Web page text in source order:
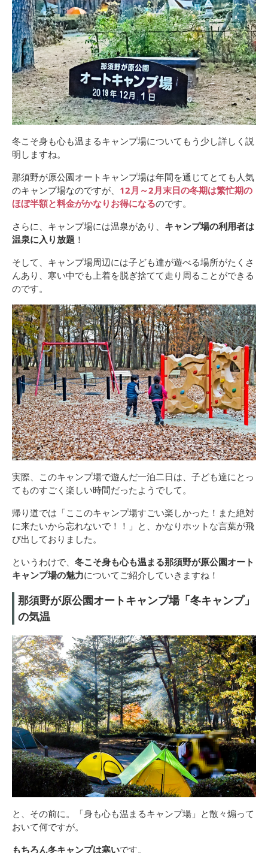
冬こそ身も心も温まるキャンプ場についてもう少し詳しく説
明しますね。
那須野が原公園オートキャンプ場は年間を通じてとても人気
のキャンプ場なのですが、 12月～2月末日の冬期は繁忙期の
ほぼ半額と料金がかなりお得になるのです。
さらに、キャンプ場には温泉があり、 キャンプ場の利用者は
温泉に入り放題 ！
そして、キャンプ場周辺には子ども達が遊べる場所がたくさ
んあり、寒い中でも上着を脱ぎ捨てて走り周ることができる
のです。
実際、このキャンプ場で遊んだ一泊二日は、子ども達にとっ
てものすごく楽しい時間だったようでして。
帰り道では「ここのキャンプ場すごい楽しかった！また絶対
に来たいから忘れないで！！」と、かなりホットな言葉が飛
び出しておりました。
というわけで、 冬こそ身も心も温まる那須野が原公園オート
キャンプ場の魅力についてご紹介していきますね！
那須野が原公園オートキャンプ場「冬キャンプ」
の気温
と、その前に。「身も心も温まるキャンプ場」と散々煽って
おいて何ですが。
もちろん冬キャンプは寒いです。